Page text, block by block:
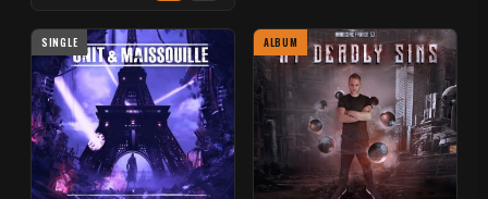
SINGLE ALBUM